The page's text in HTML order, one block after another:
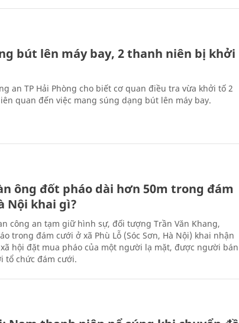
bút lên máy bay, 2 thanh niên bị khởi
an TP Hải Phòng cho biết cơ quan điều tra vừa khởi tố 2
quan đến việc mang súng dạng bút lên máy bay.
ông đốt pháo dài hơn 50m trong đám
Nội khai gì?
công an tạm giữ hình sự, đối tượng Trần Văn Khang,
trong đám cưới ở xã Phù Lỗ (Sóc Sơn, Hà Nội) khai nhận
hội đặt mua pháo của một người lạ mặt, được người bán
tổ chức đám cưới.